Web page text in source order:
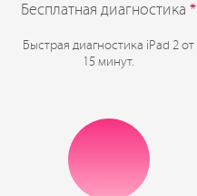
Бесплатная диагностика *
Быстрая диагностика iPad 2 от
15 минут.